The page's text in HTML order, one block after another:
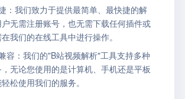
：我们致力于提供最简单、最快捷的解
无需注册账号，也无需下载任何插件或
我们的在线工具中进行操作。
容：我们的"B站视频解析"工具支持多种
无论您使用的是计算机、手机还是平板
松使用我们的服务。